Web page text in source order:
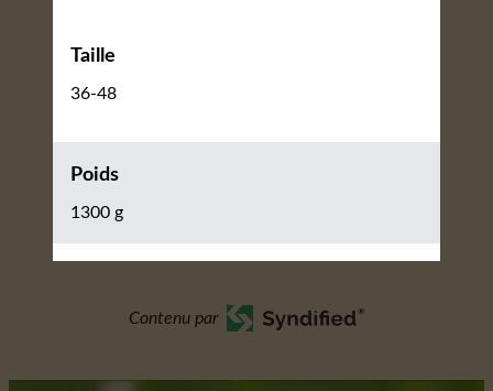
Taille
36-48
Poids
1300 g
Contenu par